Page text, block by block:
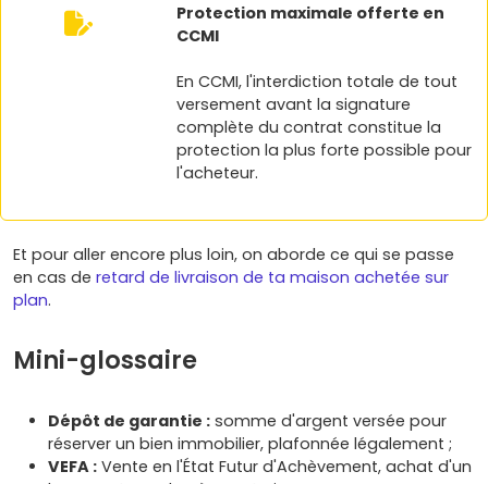
Protection maximale offerte en
CCMI
En CCMI, l'interdiction totale de tout
versement avant la signature
complète du contrat constitue la
protection la plus forte possible pour
l'acheteur.
Et pour aller encore plus loin, on aborde ce qui se passe
en cas de retard de livraison de ta maison achetée sur
plan.
Mini-glossaire
Dépôt de garantie : somme d'argent versée pour
réserver un bien immobilier, plafonnée légalement ;
VEFA : Vente en l'État Futur d'Achèvement, achat d'un